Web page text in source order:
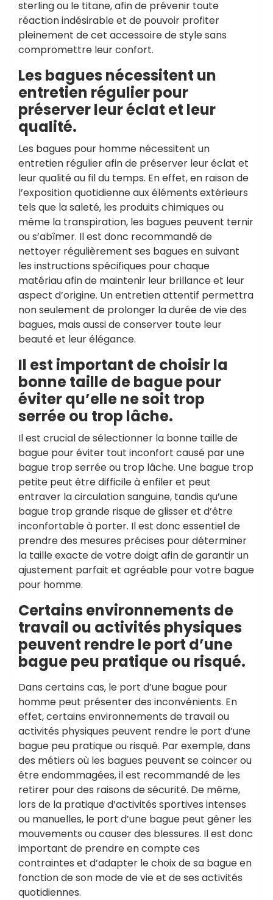
sterling ou le titane, afin de prévenir toute
réaction indésirable et de pouvoir profiter
pleinement de cet accessoire de style sans
compromettre leur confort.
Les bagues nécessitent un
entretien régulier pour
préserver leur éclat et leur
qualité.
Les bagues pour homme nécessitent un
entretien régulier afin de préserver leur éclat et
leur qualité au fil du temps. En effet, en raison de
l’exposition quotidienne aux éléments extérieurs
tels que la saleté, les produits chimiques ou
même la transpiration, les bagues peuvent ternir
ou s’abîmer. Il est donc recommandé de
nettoyer régulièrement ses bagues en suivant
les instructions spécifiques pour chaque
matériau afin de maintenir leur brillance et leur
aspect d’origine. Un entretien attentif permettra
non seulement de prolonger la durée de vie des
bagues, mais aussi de conserver toute leur
beauté et leur élégance.
Il est important de choisir la
bonne taille de bague pour
éviter qu’elle ne soit trop
serrée ou trop lâche.
Il est crucial de sélectionner la bonne taille de
bague pour éviter tout inconfort causé par une
bague trop serrée ou trop lâche. Une bague trop
petite peut être difficile à enfiler et peut
entraver la circulation sanguine, tandis qu’une
bague trop grande risque de glisser et d’être
inconfortable à porter. Il est donc essentiel de
prendre des mesures précises pour déterminer
la taille exacte de votre doigt afin de garantir un
ajustement parfait et agréable pour votre bague
pour homme.
Certains environnements de
travail ou activités physiques
peuvent rendre le port d’une
bague peu pratique ou risqué.
Dans certains cas, le port d’une bague pour
homme peut présenter des inconvénients. En
effet, certains environnements de travail ou
activités physiques peuvent rendre le port d’une
bague peu pratique ou risqué. Par exemple, dans
des métiers où les bagues peuvent se coincer ou
être endommagées, il est recommandé de les
retirer pour des raisons de sécurité. De même,
lors de la pratique d’activités sportives intenses
ou manuelles, le port d’une bague peut gêner les
mouvements ou causer des blessures. Il est donc
important de prendre en compte ces
contraintes et d’adapter le choix de sa bague en
fonction de son mode de vie et de ses activités
quotidiennes.